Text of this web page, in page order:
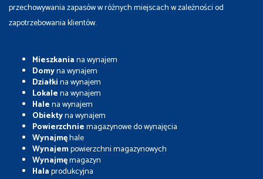
przechowywania zapasów w różnych miejscach w zależności od
zapotrzebowania klientów.
Mieszkaniana wynajem
Domyna wynajem
Działkina wynajem
Lokalena wynajem
Halena wynajem
Obiektyna wynajem
Powierzchniemagazynowe do wynajęcia
Wynajmęhale
Wynajempowierzchni magazynowych
Wynajmęmagazyn
Halaprodukcyjna